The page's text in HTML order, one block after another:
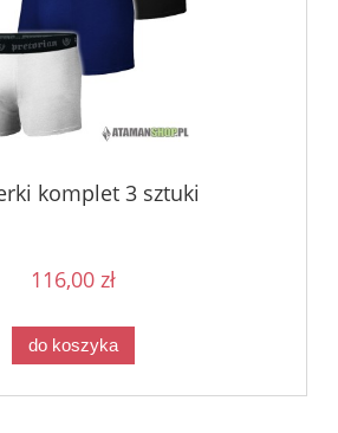
komplet 3 sztuki
116,00 zł
do koszyka